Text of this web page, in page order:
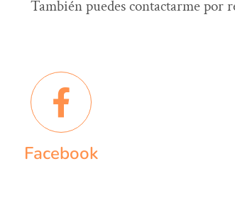
También puedes contactarme por
Facebook